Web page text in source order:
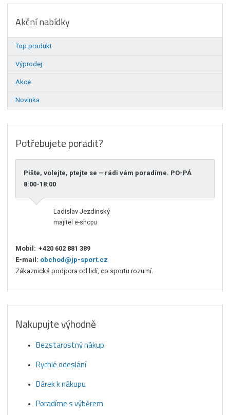
Akční nabídky
Top produkt
Výprodej
Akce
Novinka
Potřebujete poradit?
Pište, volejte, ptejte se – rádi vám poradíme. PO-PÁ
8:00-18:00
Ladislav Jezdinský
majitel e-shopu
Mobil: +420 602 881 389
E-mail: obchod@jp-sport.cz
Zákaznická podpora od lidí, co sportu rozumí.
Nakupujte výhodně
Bezstarostný nákup
Rychlé odeslání
Dárek k nákupu
Poradíme s výběrem